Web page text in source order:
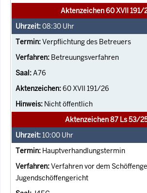
Aktenzeichen 60 XVII 191/
08:30 Uhr
Verpflichtung des Betreuers
Betreuungsverfahren
A76
60 XVII 191/26
Nicht öffentlich
Aktenzeichen 87 Ls 53/
10:00 Uhr
Hauptverhandlungstermin
Verfahren vor dem
Jugendschöffengericht